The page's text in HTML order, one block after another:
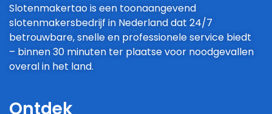
Slotenmakertao is een toonaangevend
slotenmakersbedrijf in Nederland dat 24/7
betrouwbare, snelle en professionele service biedt
– binnen 30 minuten ter plaatse voor noodgevallen
overal in het land.
Ontdek